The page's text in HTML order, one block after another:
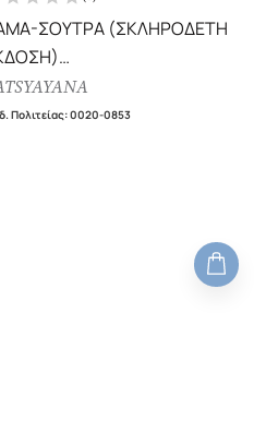
ΣΟΥΤΡΑ (ΣΚΛΗΡΟΔΕΤΗ
ΕΓΧΕΙΡΙΔΙΟ ΤΟΥ ΕΡΩΤΑ
Πολιτείας:0020-0853